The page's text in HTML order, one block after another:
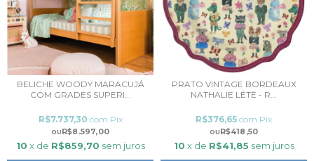
BELICHE WOODY MARACUJÁ
COM GRADES SUPERI...
R$8.597,00
R$7.737,30 com Pix
10 x de R$859,70 sem juros
PRATO VINTAGE BORDEAUX
NATHALIE LÉTÉ - R...
R$418,50
R$376,65 com Pix
10 x de R$41,85 sem juros